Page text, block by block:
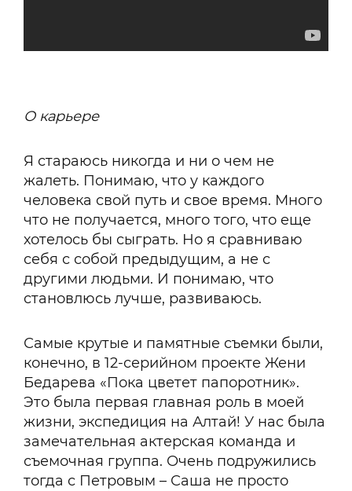
О карьере
Я стараюсь никогда и ни о чем не
жалеть. Понимаю, что у каждого
человека свой путь и свое время. Много
что не получается, много того, что еще
хотелось бы сыграть. Но я сравниваю
себя с собой предыдущим, а не с
другими людьми. И понимаю, что
становлюсь лучше, развиваюсь.
Самые крутые и памятные съемки были,
конечно, в 12-серийном проекте Жени
Бедарева «Пока цветет папоротник».
Это была первая главная роль в моей
жизни, экспедиция на Алтай! У нас была
замечательная актерская команда и
съемочная группа. Очень подружились
тогда с Петровым – Саша не просто